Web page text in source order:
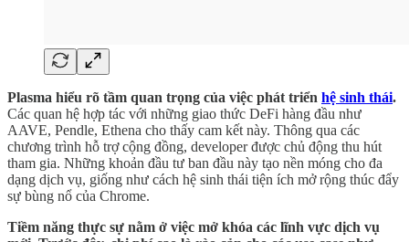
Plasma hiểu rõ tầm quan trọng của việc phát triển hệ sinh thái.
Các quan hệ hợp tác với những giao thức DeFi hàng đầu như
AAVE, Pendle, Ethena cho thấy cam kết này. Thông qua các
chương trình hỗ trợ cộng đồng, developer được chủ động thu hút
tham gia. Những khoản đầu tư ban đầu này tạo nền móng cho đa
dạng dịch vụ, giống như cách hệ sinh thái tiện ích mở rộng thúc đẩy
sự bùng nổ của Chrome.
Tiềm năng thực sự nằm ở việc mở khóa các lĩnh vực dịch vụ